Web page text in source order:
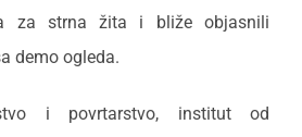
za strna žita i bliže objasnili
demo ogleda.
i povrtarstvo, institut od